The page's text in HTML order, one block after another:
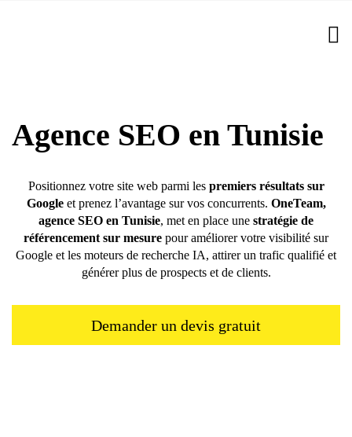
Agence SEO en Tunisie
Positionnez votre site web parmi les premiers résultats sur
Googleet prenez l’avantage sur vos concurrents. OneTeam,
agence SEO en Tunisie, met en place une stratégie de
référencement sur mesure pour améliorer votre visibilité sur
Google et les moteurs de recherche IA, attirer un trafic qualifié et
générer plus de prospects et de clients.
Demander un devis gratuit